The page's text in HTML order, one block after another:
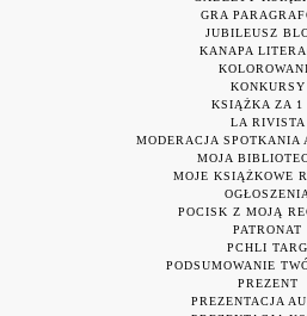
GRA
JUBILEUSZ
KANAPA
KONKURSY
KSIĄŻKA ZA 1
LA RIVISTA
MODERACJA SPOTKANIA
MOJA
MOJE KSIĄŻKOWE
OGŁOSZENIA
POCISK Z MOJĄ
PATRONAT
PCHLI TARG
PODSUMOWANIE
PREZENT
PREZENTACJA